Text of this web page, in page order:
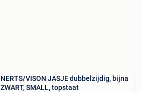
NERTS/VISON JASJE dubbelzijdig, bijna
ZWART, SMALL, topstaat